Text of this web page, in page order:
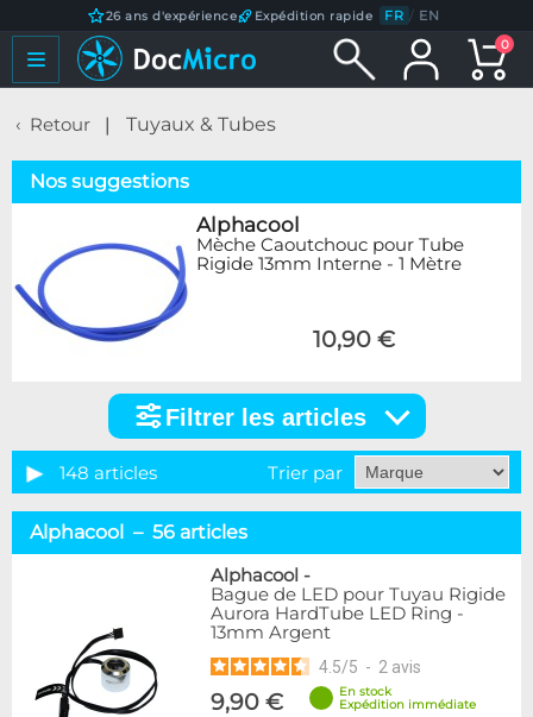
26 ans d'expérience Expédition rapide FR / EN
0
Retour Tuyaux & Tubes
Nos suggestions
Alphacool
Mèche Caoutchouc pour Tube
Rigide 13mm Interne - 1 Mètre
10,90 €
articles
Catégorie
Tuyaux souples
37
Accessoires pour tuyaux
59
Marque
Alphacool
56
DocMicro
27
Filtrer les articles
148 articles Trier par
Alphacool – 56 articles
Alphacool -
Bague de LED pour Tuyau Rigide
Aurora HardTube LED Ring -
13mm Argent
4.5/5 - 2 avis
9,90 €
En stock
Expédition immédiate